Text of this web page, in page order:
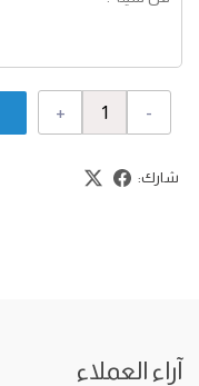
-
+
شارك:
آراء العملاء